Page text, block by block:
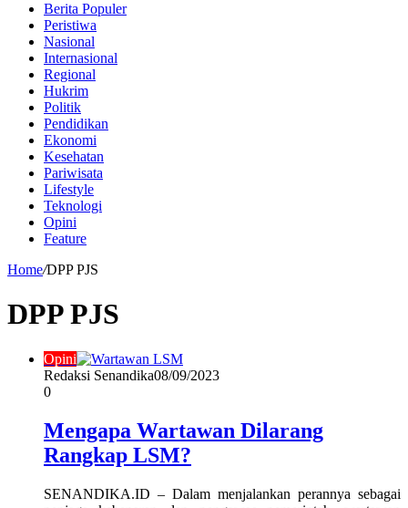
Berita Populer
Peristiwa
Nasional
Internasional
Regional
Hukrim
Politik
Pendidikan
Ekonomi
Kesehatan
Pariwisata
Lifestyle
Teknologi
Opini
Feature
Home/DPP PJS
DPP PJS
Opini
Redaksi Senandika08/09/2023
0
Mengapa Wartawan Dilarang
Rangkap LSM?
SENANDIKA.ID – Dalam menjalankan perannya sebagai